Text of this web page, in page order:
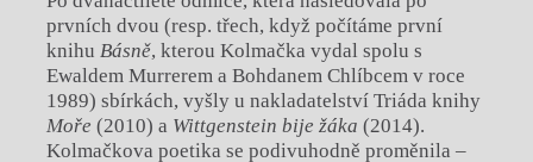
prvních dvou (resp. třech, když počítáme první
knihu Básně, kterou Kolmačka vydal spolu s
Ewaldem Murrerem a Bohdanem Chlíbcem v roce
1989) sbírkách, vyšly u nakladatelství Triáda knihy
Moře (2010) a Wittgenstein bije žáka (2014).
Kolmačkova poetika se podivuhodně proměnila –